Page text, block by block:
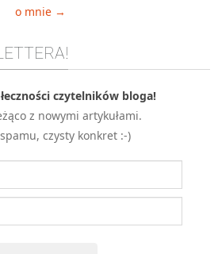
WordPress
Android
Git
TESTOWANIE
SIECI
o mnie →
czytelników bloga!
z nowymi artykułami.
czysty konkret :-)